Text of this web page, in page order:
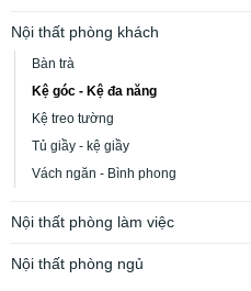
Nội thất phòng khách
Bàn trà
Kệ góc - Kệ đa năng
Kệ treo tường
Tủ giầy - kệ giầy
Vách ngăn - Bình phong
Nội thất phòng làm việc
Nội thất phòng ngủ